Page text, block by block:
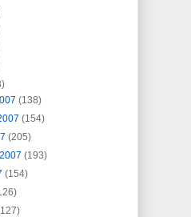
(138)
(154)
(205)
(193)
(154)